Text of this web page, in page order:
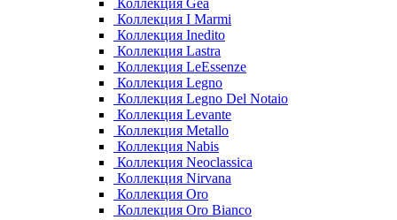
Коллекция Gea
Коллекция I Marmi
Коллекция Inedito
Коллекция Lastra
Коллекция LeEssenze
Коллекция Legno
Коллекция Legno Del Notaio
Коллекция Levante
Коллекция Metallo
Коллекция Nabis
Коллекция Neoclassica
Коллекция Nirvana
Коллекция Oro
Коллекция Oro Bianco